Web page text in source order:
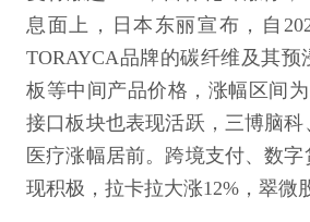
息面上，日本东丽宣布，自
TORAYCA品牌的碳纤维及其预
板等中间产品价格，涨幅区间
接口板块也表现活跃，三博脑
医疗涨幅居前。跨境支付、数
现积极，拉卡拉大涨12%，翠微